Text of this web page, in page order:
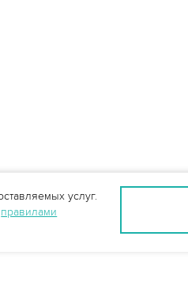
услуг.
правилами